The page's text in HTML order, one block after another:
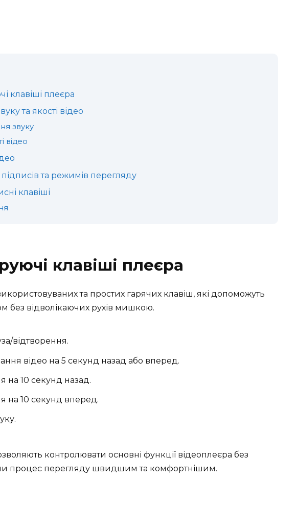
клавіші плеєра
та якості відео
звуку
відео
та режимів перегляду
клавіші
клавіші плеєра
та простих гарячих клавіш, які допоможуть
без відволікаючих рухів мишкою.
відтворення.
відео на 5 секунд назад або вперед.
на 10 секунд назад.
на 10 секунд вперед.
контролювати основні функції відеоплеєра без
процес перегляду швидшим та комфортнішим.